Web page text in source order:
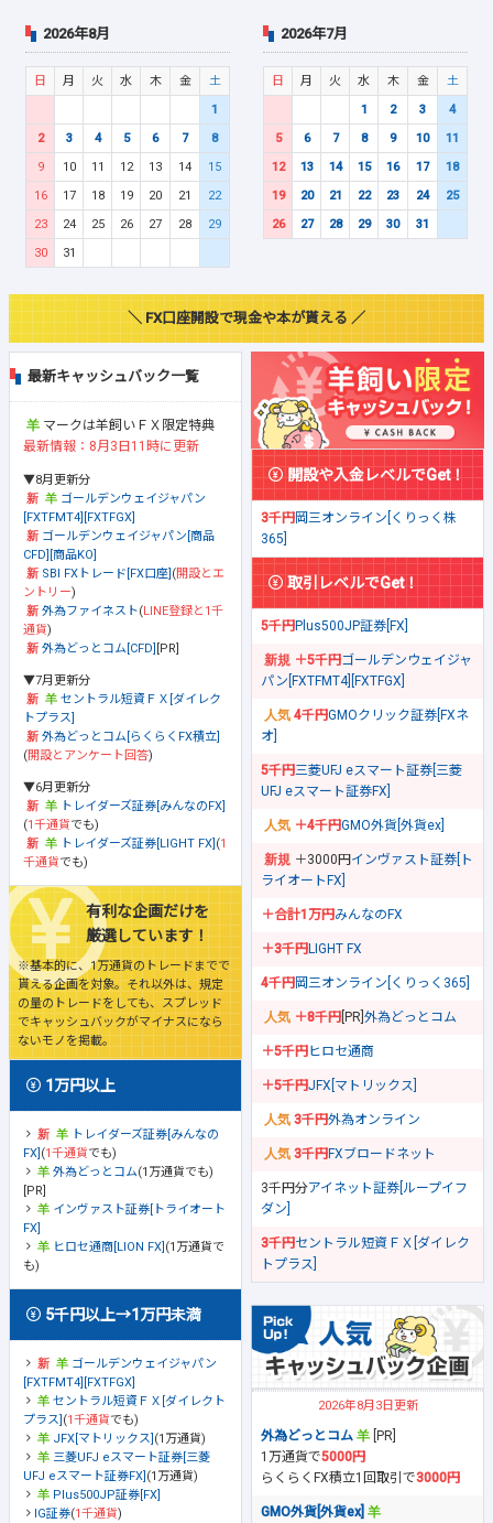
2026年8月
日 月 火 水 木 金
土
1
2
3 4 5 6 7
8
9
10 11 12 13 14
15
16
17 18 19 20 21
22
23
24 25 26 27 28
29
30
31
2026年7月
日 月 火 水 木 金
土
1
2 3
4
5
6 7 8 9 10
11
12
13 14 15 16 17
18
19
20 21 22 23 24
25
26
27 28 29 30 31
＼ FX口座開設で現金や本が貰える ／
最新キャッシュバック一覧
マークは羊飼いＦＸ限定特典
最新情報：8月3日11時に更新
▼8月更新分
ゴールデンウェイジャパン
[FXTFMT4][FXTFGX]
ゴールデンウェイジャパン[商品
CFD][商品KO]
SBI FXトレード[FX口座] (開設とエ
ントリー)
外為ファイネスト(LINE登録と1千
通貨)
外為どっとコム[CFD]
[PR]
▼7月更新分
セントラル短資ＦＸ[ダイレク
トプラス]
外為どっとコム[らくらくFX積立]
(開設とアンケート回答)
▼6月更新分
トレイダーズ証券[みんなのFX]
(1千通貨でも)
トレイダーズ証券[LIGHT FX] (1
千通貨でも)
有利な企画だけを
厳選しています！
※基本的に、1万通貨のトレードまでで
貰える企画を対象。それ以外は、規定
の量のトレードをしても、スプレッド
でキャッシュバックがマイナスになら
ないモノを掲載。
1万円以上
トレイダーズ証券[みんなの
FX] (1千通貨でも)
外為どっとコム(1万通貨でも)
[PR]
インヴァスト証券[トライオート
FX]
ヒロセ通商[LION FX] (1万通貨で
も)
5千円以上→1万円未満
ゴールデンウェイジャパン
[FXTFMT4][FXTFGX]
セントラル短資ＦＸ[ダイレクト
プラス] (1千通貨でも)
JFX[マトリックス] (1万通貨)
三菱UFJ eスマート証券[三菱
UFJ eスマート証券FX] (1万通貨)
Plus500JP証券[FX]
IG証券(1千通貨)
開設や入金レベルでGet！
3千円岡三オンライン[くりっく株
365]
取引レベルでGet！
5千円Plus500JP証券[FX]
＋5千円ゴールデンウェイジャ
パン[FXTFMT4][FXTFGX]
4千円GMOクリック証券[FXネ
オ]
5千円三菱UFJ eスマート証券[三菱
UFJ eスマート証券FX]
＋4千円GMO外貨[外貨ex]
＋3000円 インヴァスト証券[ト
ライオートFX]
＋合計1万円みんなのFX
＋3千円LIGHT FX
4千円岡三オンライン[くりっく365]
＋8千円 [PR] 外為どっとコム
＋5千円ヒロセ通商
＋5千円JFX[マトリックス]
3千円外為オンライン
3千円FXブロードネット
3千円分アイネット証券[ループイフ
ダン]
3千円セントラル短資ＦＸ[ダイレク
トプラス]
2026年8月3日更新
外為どっとコム
[PR]
1万通貨で5000円
らくらくFX積立1回取引で3000円
GMO外貨[外貨ex]